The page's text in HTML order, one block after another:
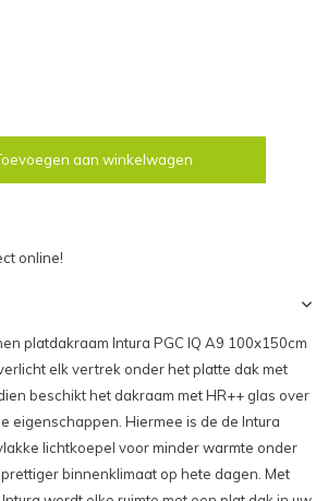
aan winkelwagen
online!
platdakraam Intura PGC IQ A9 100x150cm
elk vertrek onder het platte dak met
beschikt het dakraam met HR++ glas over
eigenschappen. Hiermee is de de Intura
lichtkoepel voor minder warmte onder
binnenklimaat op hete dagen. Met